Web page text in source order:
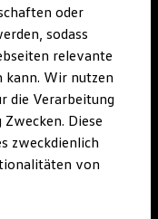
Privatkunden
Gewerbekunden
oder
sodass
relevante
kann. Wir nutzen
die Verarbeitung
Diese
zweckdienlich
von